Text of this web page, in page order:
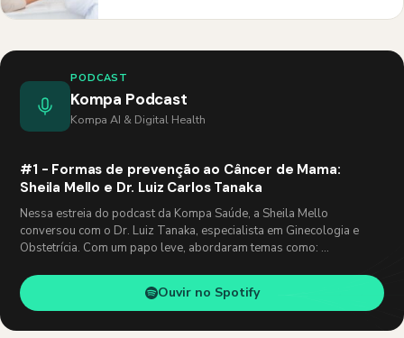
PODCAST
Kompa Podcast
Kompa AI & Digital Health
#1 - Formas de prevenção ao Câncer de Mama:
Sheila Mello e Dr. Luiz Carlos Tanaka
Nessa estreia do podcast da Kompa Saúde, a Sheila Mello
conversou com o Dr. Luiz Tanaka, especialista em Ginecologia e
Obstetrícia. Com um papo leve, abordaram temas como: …
Ouvir no Spotify